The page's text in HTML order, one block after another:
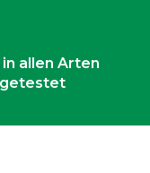
allen Arten